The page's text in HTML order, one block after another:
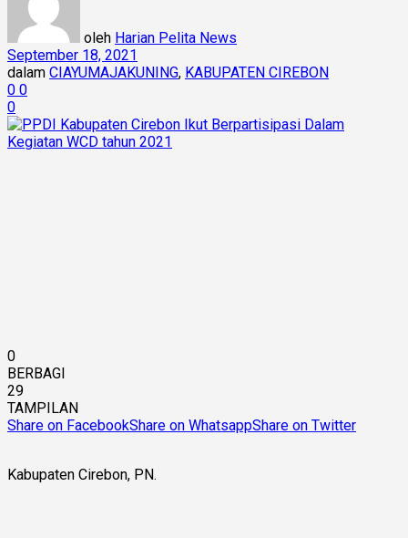
oleh Harian Pelita News
September 18, 2021
dalam CIAYUMAJAKUNING, KABUPATEN CIREBON
0 0
0
0
BERBAGI
29
TAMPILAN
Share on FacebookShare on WhatsappShare on Twitter
Kabupaten Cirebon, PN.